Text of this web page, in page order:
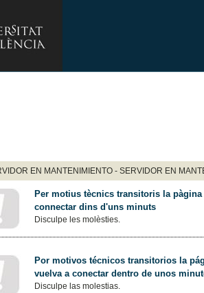
EN MANTENIMIENTO - SERVIDOR EN
Per motius tècnics transitoris la
connectar dins d'uns minuts
Disculpe les molèsties.
Por motivos técnicos transitorios la
vuelva a conectar dentro de unos
Disculpe las molestias.